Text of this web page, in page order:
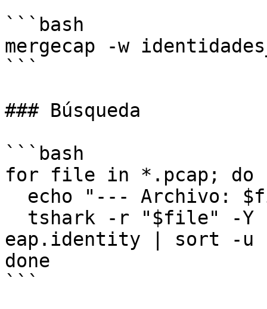
```bash
mergecap -w
```
### Búsqueda
```bash
for file in *.pcap; do
eap.identity | sort -u
done
```